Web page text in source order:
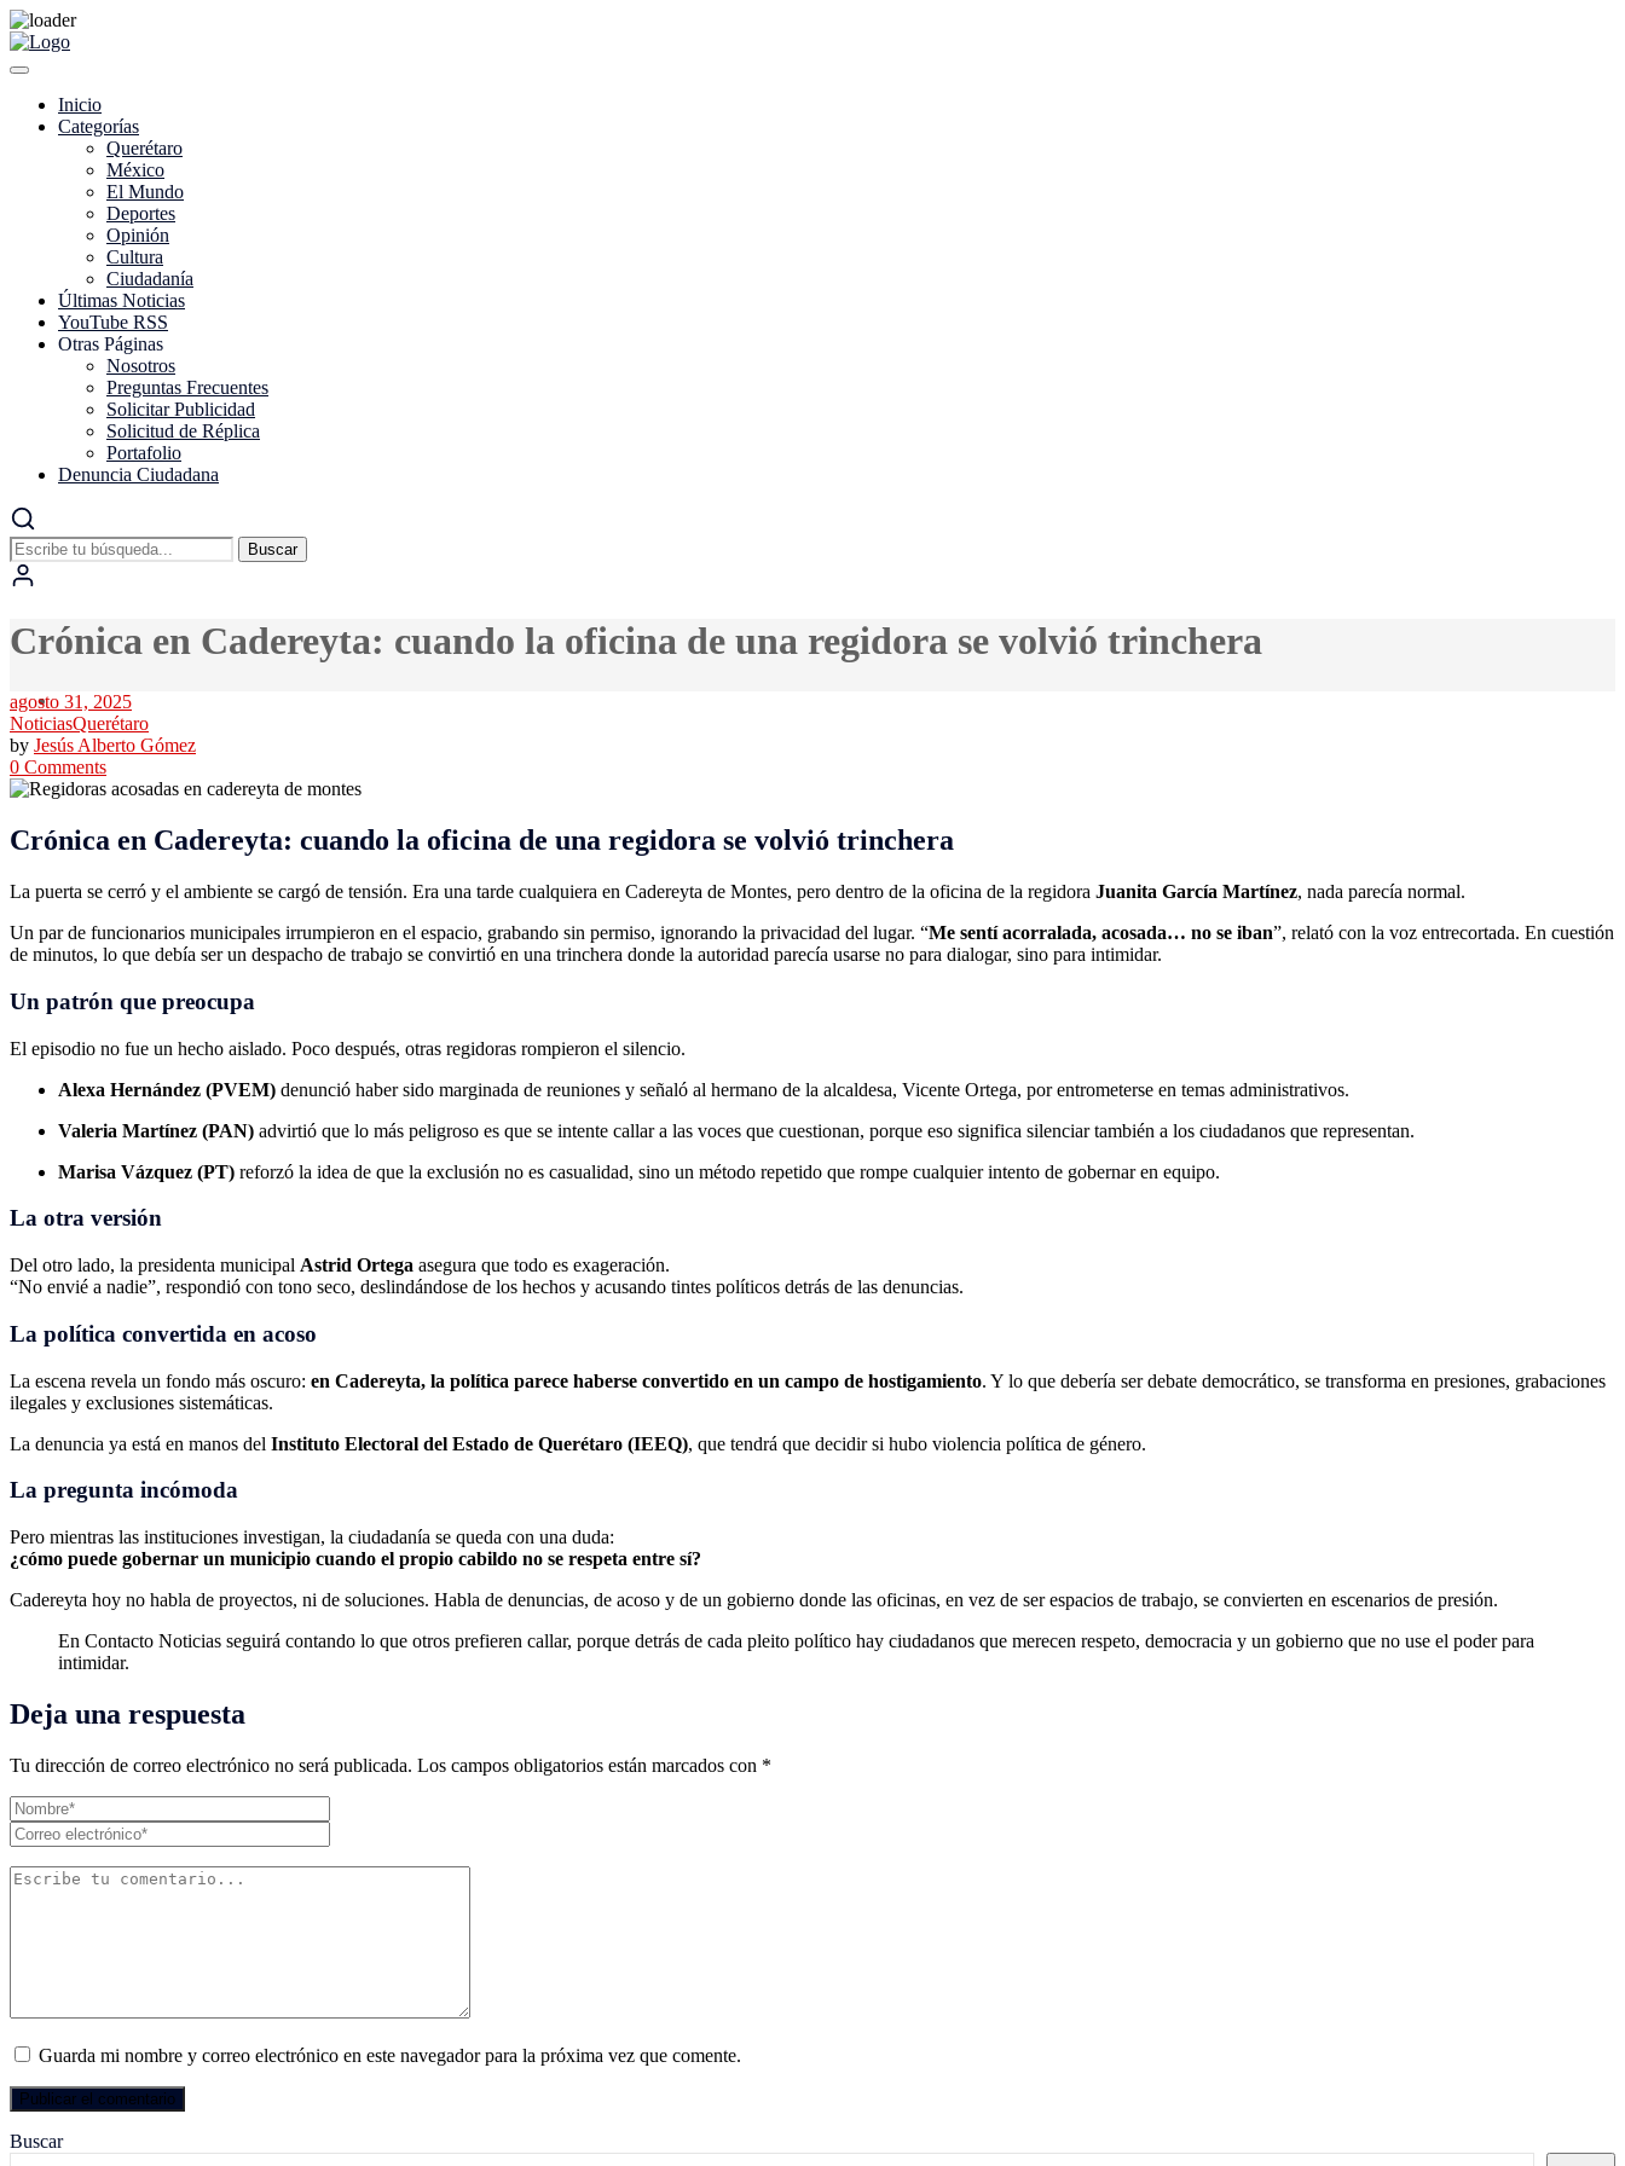
Skip
to
Inicio
Categorías
Querétaro
México
El Mundo
Deportes
Opinión
Cultura
Ciudadanía
Últimas Noticias
YouTube RSS
Otras Páginas
Nosotros
Preguntas Frecuentes
Solicitar Publicidad
Solicitud de Réplica
Portafolio
Denuncia Ciudadana
Buscar
Crónica en Cadereyta: cuando la oficina de una regidora se volvió trinchera
agosto 31, 2025
NoticiasQuerétaro
by Jesús Alberto Gómez
0 Comments
Crónica en Cadereyta: cuando la oficina de una regidora se volvió trinchera
La puerta se cerró y el ambiente se cargó de tensión. Era una tarde cualquiera en Cadereyta de Montes, pero dentro de la oficina de la regidora Juanita García Martínez, nada parecía normal.
Un par de funcionarios municipales irrumpieron en el espacio, grabando sin permiso, ignorando la privacidad del lugar. “Me sentí acorralada, acosada… no se iban”, relató con la voz entrecortada. En cuestión
de minutos, lo que debía ser un despacho de trabajo se convirtió en una trinchera donde la autoridad parecía usarse no para dialogar, sino para intimidar.
Un patrón que preocupa
El episodio no fue un hecho aislado. Poco después, otras regidoras rompieron el silencio.
Alexa Hernández (PVEM) denunció haber sido marginada de reuniones y señaló al hermano de la alcaldesa, Vicente Ortega, por entrometerse en temas administrativos.
Valeria Martínez (PAN) advirtió que lo más peligroso es que se intente callar a las voces que cuestionan, porque eso significa silenciar también a los ciudadanos que representan.
Marisa Vázquez (PT) reforzó la idea de que la exclusión no es casualidad, sino un método repetido que rompe cualquier intento de gobernar en equipo.
La otra versión
Del otro lado, la presidenta municipal Astrid Ortega asegura que todo es exageración.
“No envié a nadie”, respondió con tono seco, deslindándose de los hechos y acusando tintes políticos detrás de las denuncias.
La política convertida en acoso
La escena revela un fondo más oscuro: en Cadereyta, la política parece haberse convertido en un campo de hostigamiento. Y lo que debería ser debate democrático, se transforma en presiones, grabaciones
ilegales y exclusiones sistemáticas.
La denuncia ya está en manos del Instituto Electoral del Estado de Querétaro (IEEQ), que tendrá que decidir si hubo violencia política de género.
La pregunta incómoda
Pero mientras las instituciones investigan, la ciudadanía se queda con una duda:
¿cómo puede gobernar un municipio cuando el propio cabildo no se respeta entre sí?
Cadereyta hoy no habla de proyectos, ni de soluciones. Habla de denuncias, de acoso y de un gobierno donde las oficinas, en vez de ser espacios de trabajo, se convierten en escenarios de presión.
En Contacto Noticias seguirá contando lo que otros prefieren callar, porque detrás de cada pleito político hay ciudadanos que merecen respeto, democracia y un gobierno que no use el poder para
intimidar.
Deja una respuesta
Tu dirección de correo electrónico no será publicada. Los campos obligatorios están marcados con *
Guarda mi nombre y correo electrónico en este navegador para la próxima vez que comente.
Buscar